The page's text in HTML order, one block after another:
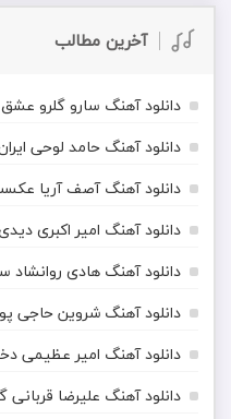
آخرین مطالب
دانلود آهنگ سارو گلرو
دانلود آهنگ حامد لوحی
دانلود آهنگ آصف آریا
دانلود آهنگ امیر اکبری
دانلود آهنگ هادی
دانلود آهنگ شروین حاجی
دانلود آهنگ امیر عظیمی
دانلود آهنگ علیرضا قربانی